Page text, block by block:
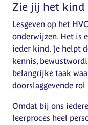
Zie jij het kind
Lesgeven op het
onderwijzen. Het is
ieder kind. Je helpt
kennis,
belangrijke taak
doorslaggevende rol
Omdat bij ons
leerproces heel